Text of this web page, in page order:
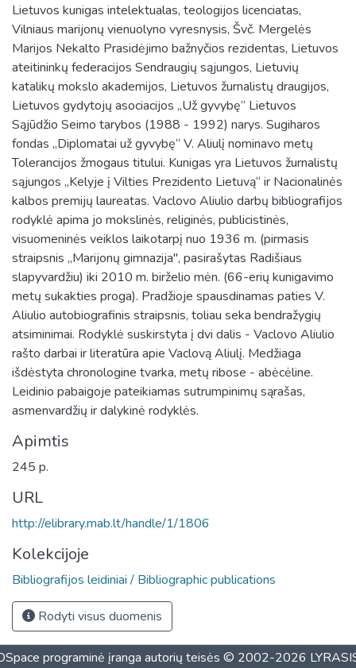
Lietuvos kunigas intelektualas, teologijos licenciatas,
Vilniaus marijonų vienuolyno vyresnysis, Švč. Mergelės
Marijos Nekalto Prasidėjimo bažnyčios rezidentas, Lietuvos
ateitininkų federacijos Sendraugių sąjungos, Lietuvių
katalikų mokslo akademijos, Lietuvos žurnalistų draugijos,
Lietuvos gydytojų asociacijos „Už gyvybę“ Lietuvos
Sąjūdžio Seimo tarybos (1988 - 1992) narys. Sugiharos
fondas „Diplomatai už gyvybę“ V. Aliulį nominavo metų
Tolerancijos žmogaus titului. Kunigas yra Lietuvos žurnalistų
sąjungos „Kelyje į Vilties Prezidento Lietuvą“ ir Nacionalinės
kalbos premijų laureatas. Vaclovo Aliulio darbų bibliografijos
rodyklė apima jo mokslinės, religinės, publicistinės,
visuomeninės veiklos laikotarpį nuo 1936 m. (pirmasis
straipsnis ,,Marijonų gimnazija'', pasirašytas Radišiaus
slapyvardžiu) iki 2010 m. birželio mėn. (66-erių kunigavimo
metų sukakties proga). Pradžioje spausdinamas paties V.
Aliulio autobiografinis straipsnis, toliau seka bendražygių
atsiminimai. Rodyklė suskirstyta į dvi dalis - Vaclovo Aliulio
rašto darbai ir literatūra apie Vaclovą Aliulį. Medžiaga
išdėstyta chronologine tvarka, metų ribose - abėcėline.
Leidinio pabaigoje pateikiamas sutrumpinimų sąrašas,
asmenvardžių ir dalykinė rodyklės.
Apimtis
245 p.
URL
http://elibrary.mab.lt/handle/1/1806
Kolekcijoje
Bibliografijos leidiniai / Bibliographic publications
Rodyti visus duomenis
programinė įranga autorių teisės © 2002-2026